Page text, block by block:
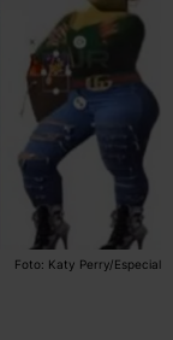
Foto: Katy Perry/Especial